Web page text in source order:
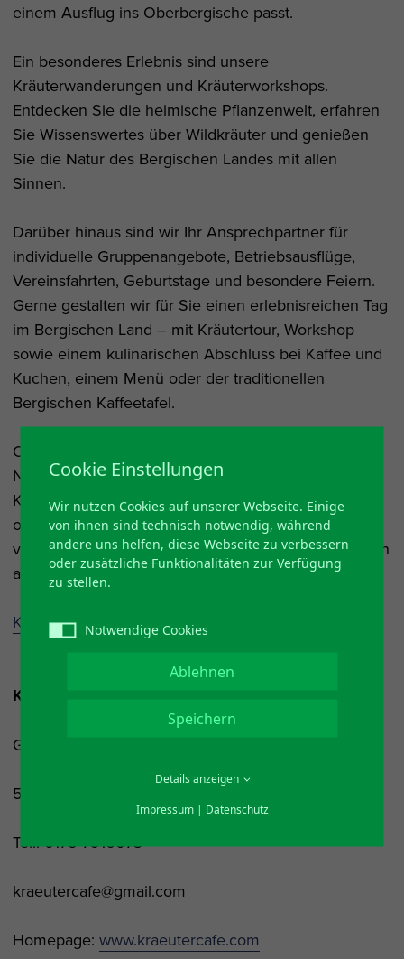
einem Ausflug ins Oberbergische passt.
Ein besonderes Erlebnis sind unsere
Kräuterwanderungen und Kräuterworkshops.
Entdecken Sie die heimische Pflanzenwelt, erfahren
Sie Wissenswertes über Wildkräuter und genießen
Sie die Natur des Bergischen Landes mit allen
Sinnen.
Darüber hinaus sind wir Ihr Ansprechpartner für
individuelle Gruppenangebote, Betriebsausflüge,
Vereinsfahrten, Geburtstage und besondere Feiern.
Gerne gestalten wir für Sie einen erlebnisreichen Tag
im Bergischen Land – mit Kräutertour, Workshop
sowie einem kulinarischen Abschluss bei Kaffee und
Kuchen, einem Menü oder der traditionellen
Bergischen Kaffeetafel.
Ob gemütlicher Cafébesuch, Ausflug rund um
Nümbrecht, Kräuterwanderung im Oberbergischen
Kreis oder ein besonderer Tag mit Freunden, Familie
oder Kollegen – im Kräutercafé Geilenkausen
verbinden sich Natur, Genuss und bergische Tradition
auf einzigartige Weise.
Kräutercafe´bei Wunderschön, Bergisches Land
Kräutercafé
Geilenkausener Str. 12
51545 Waldbröl
Tel.: 0175 7916073
kraeutercafe@gmail.com
Homepage: www.kraeutercafe.com
Cookie Einstellungen
Wir nutzen Cookies auf unserer Webseite. Einige
von ihnen sind technisch notwendig, während
andere uns helfen, diese Webseite zu verbessern
oder zusätzliche Funktionalitäten zur Verfügung
zu stellen.
Notwendige Cookies
Ablehnen
Speichern
Details anzeigen
Impressum| Datenschutz